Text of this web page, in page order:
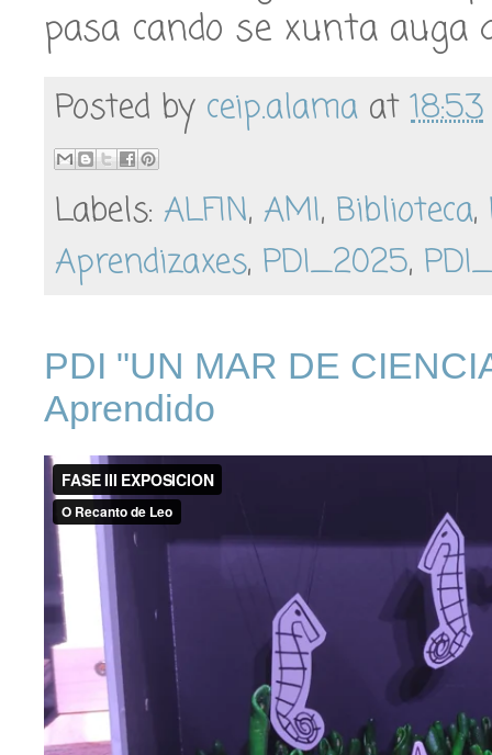
pasa cando se xunta auga
Posted by ceip.alama at18:53
Labels: ALFIN, AMI, Biblioteca,
Aprendizaxes, PDI_2025,
PDI "UN MAR DE
Aprendido